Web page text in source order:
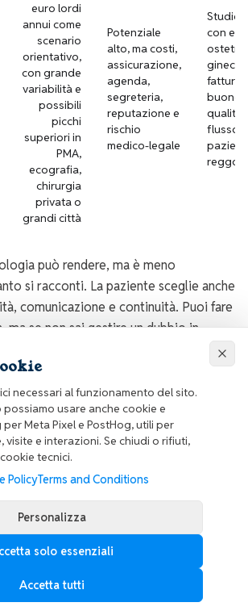
euro lordi
annui come
scenario
orientativo,
con grande
variabilità e
possibili
picchi
superiori in
PMA,
ecografia,
chirurgia
privata o
grandi città
Potenziale
alto, ma costi,
assicurazione,
agenda,
segreteria,
reputazione e
rischio
medico-legale
Studio
con
buono
qualità
flusso
pazienti
può rendere, ma è meno
si racconti. La paziente sceglie anche
comunicazione e continuità. Puoi fare
ma se non sai gestire un dubbio in
post-procedura, il mercato ti
se una visita ginecologica
viene pagata 150 euro e ne fai
il fatturato lordo settimanale sembra
devi togliere tasse, affitto studio,
reddito, soprattutto in una specialità
percepito.
necessari al funzionamento del sito.
usare anche cookie e
Meta Pixel e PostHog, utili per
visite e interazioni. Se chiudi o rifiuti,
tecnici.
PolicyTerms and Conditions
Personalizza
solo essenziali
Accetta tutti